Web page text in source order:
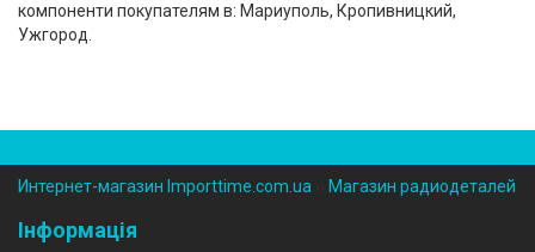
компоненти покупателям в: Мариуполь, Кропивницкий,
Ужгород.
Интернет-магазин Importtime.com.ua Магазин радиодеталей
Інформація